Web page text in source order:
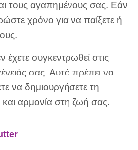
τους αγαπημένους σας. Εάν
χρόνο για να παίξετε ή
έχετε συγκεντρωθεί στις
σας. Αυτό πρέπει να
να δημιουργήσετε τη
αρμονία στη ζωή σας.